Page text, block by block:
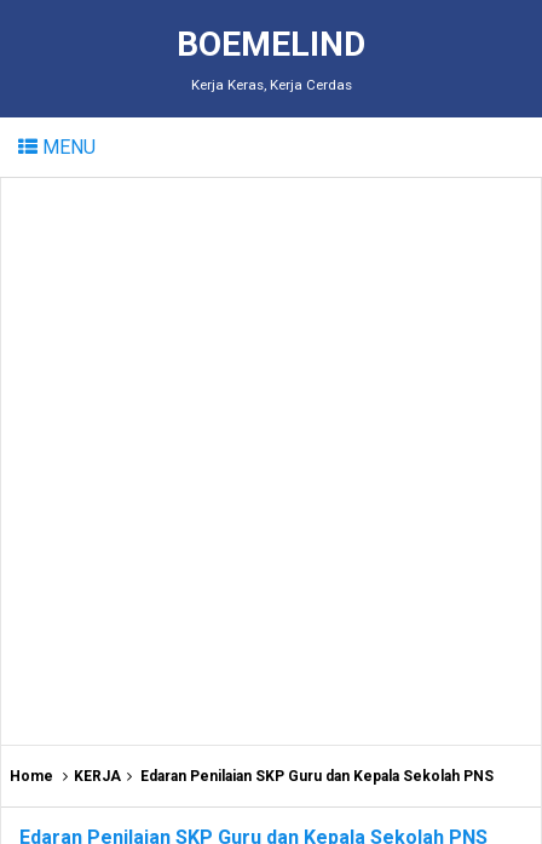
BOEMELIND
Kerja Keras, Kerja Cerdas
MENU
Home KERJA Edaran Penilaian SKP Guru dan Kepala Sekolah PNS
Edaran Penilaian SKP Guru dan Kepala Sekolah PNS